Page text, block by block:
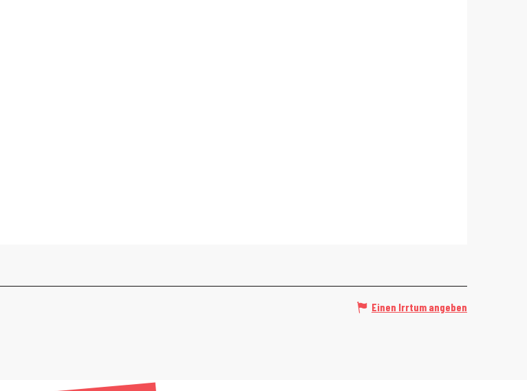
Einen Irrtum angeben